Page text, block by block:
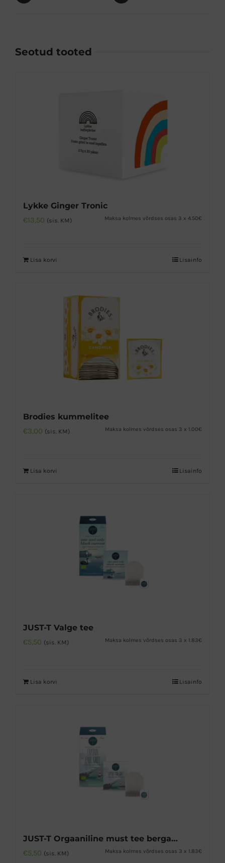
Seotud tooted
Lykke Ginger Tronic
€13,50 (sis. KM) Maksa kolmes võrdses osas 3 x 4.50€
Lisa korvi Lisainfo
Brodies kummelitee
€3,00 (sis. KM) Maksa kolmes võrdses osas 3 x 1.00€
Lisa korvi Lisainfo
JUST-T Valge tee
€5,50 (sis. KM) Maksa kolmes võrdses osas 3 x 1.83€
Lisa korvi Lisainfo
JUST-T Orgaaniline must tee bergamotiga
€5,50 (sis. KM) Maksa kolmes võrdses osas 3 x 1.83€